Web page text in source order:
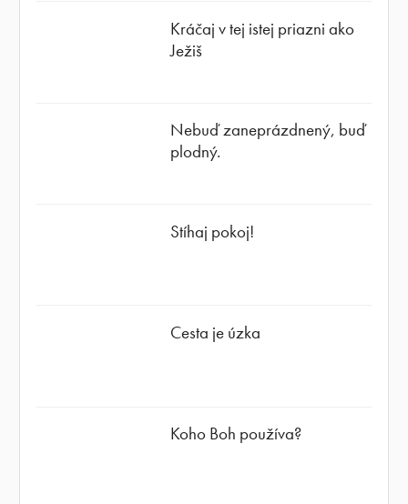
Kráčaj v tej istej priazni ako
Ježiš
Nebuď zaneprázdnený, buď
plodný.
Stíhaj pokoj!
Cesta je úzka
Koho Boh používa?